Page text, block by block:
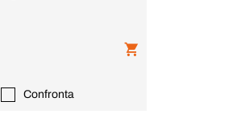
Confronta